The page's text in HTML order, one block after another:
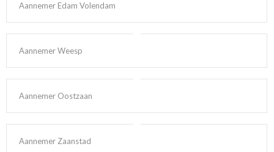
Aannemer Edam Volendam
Aannemer Weesp
Aannemer Oostzaan
Aannemer Zaanstad